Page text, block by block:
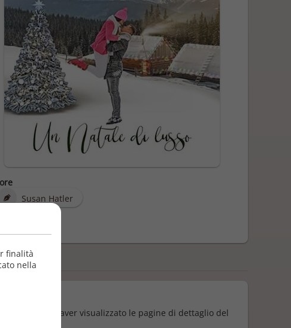
Susan Hatler
Dopo aver visualizzato le pagine di dettaglio del
finalità
nella